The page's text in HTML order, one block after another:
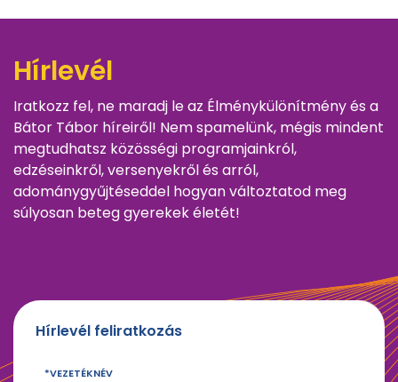
Hírlevél
Iratkozz fel, ne maradj le az Élménykülönítmény és a
Bátor Tábor híreiről! Nem spamelünk, mégis mindent
megtudhatsz közösségi programjainkról,
edzéseinkről, versenyekről és arról,
adománygyűjtéseddel hogyan változtatod meg
súlyosan beteg gyerekek életét!
Hírlevél feliratkozás
VEZETÉKNÉV